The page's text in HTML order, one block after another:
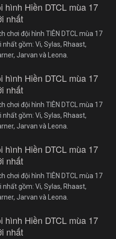
hình Hiền DTCL mùa 17
nhất
chơi đội hình TIÊN DTCL mùa 17
nhất gồm: Vi, Sylas, Rhaast,
Jarvan và Leona.
hình Hiền DTCL mùa 17
nhất
chơi đội hình TIÊN DTCL mùa 17
nhất gồm: Vi, Sylas, Rhaast,
Jarvan và Leona.
hình Hiền DTCL mùa 17
nhất
chơi đội hình TIÊN DTCL mùa 17
nhất gồm: Vi, Sylas, Rhaast,
Jarvan và Leona.
hình Hiền DTCL mùa 17
nhất